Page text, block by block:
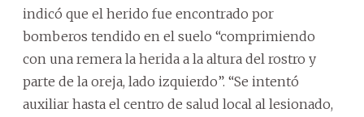
indicó que el herido fue encontrado por
bomberos tendido en el suelo “comprimiendo
con una remera la herida a la altura del rostro y
parte de la oreja, lado izquierdo”. “Se intentó
auxiliar hasta el centro de salud local al lesionado,